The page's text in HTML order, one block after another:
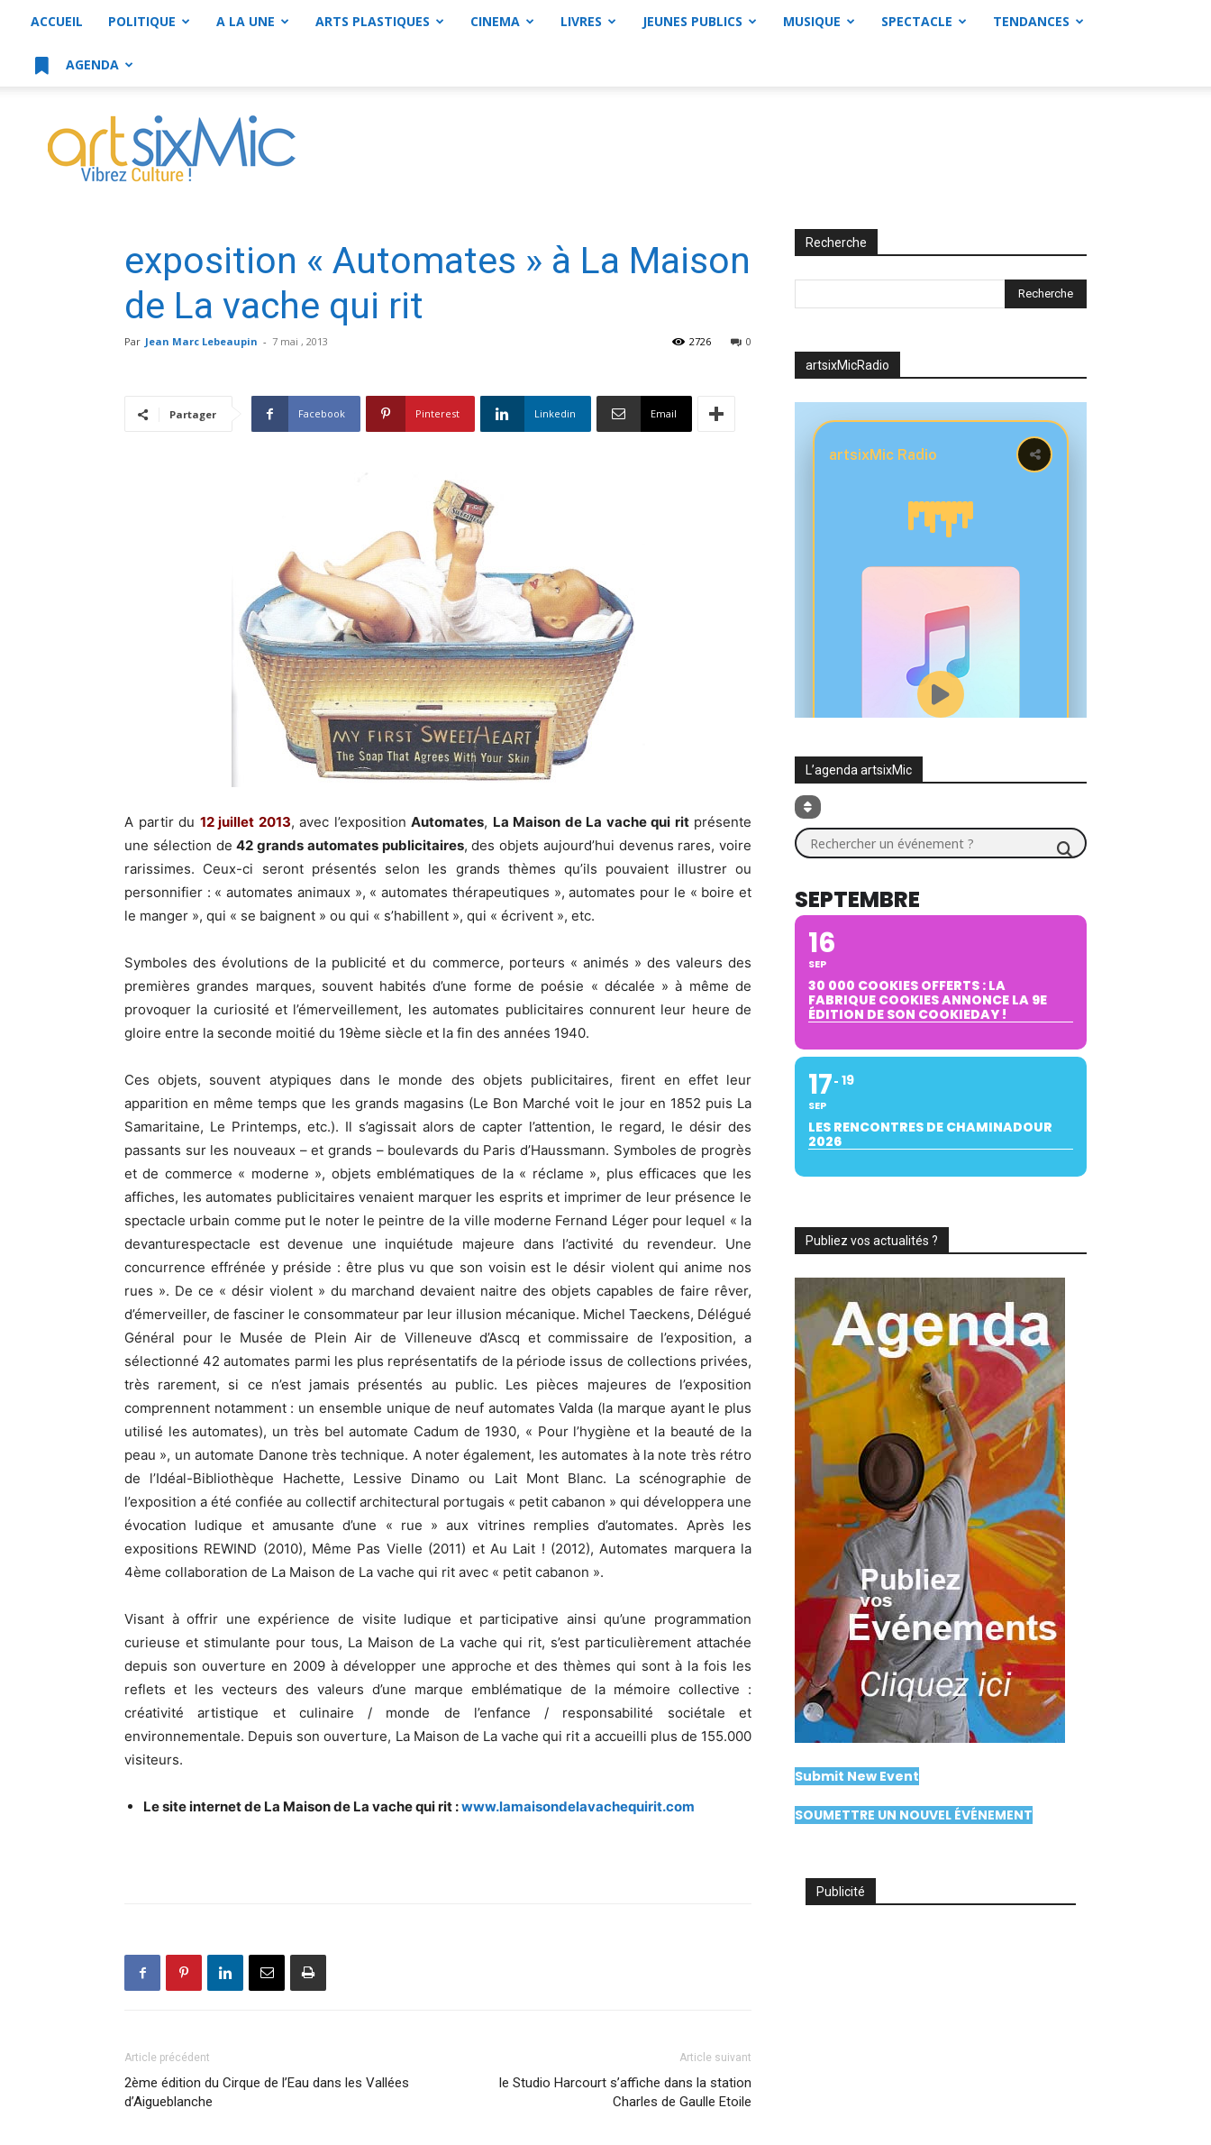
ACCUEIL POLITIQUE A LA UNE ARTS PLASTIQUES CINEMA LIVRES JEUNES PUBLICS MUSIQUE SPECTACLE TENDANCES
AGENDA
artsixMic
exposition « Automates » à La Maison
de La vache qui rit
Par Jean Marc Lebeaupin - 7 mai , 2013 0
2726
Partager Facebook Pinterest Linkedin Email
A partir du 12 juillet 2013, avec l’exposition Automates, La Maison de La vache qui ritprésente
une sélection de42 grands automates publicitaires, des objets aujourd’hui devenus rares, voire
rarissimes. Ceux-ci seront présentés selon les grands thèmes qu’ils pouvaient illustrer ou
personnifier : « automates animaux », « automates thérapeutiques », automates pour le « boire et
le manger », qui « se baignent » ou qui « s’habillent », qui « écrivent », etc.
Symboles des évolutions de la publicité et du commerce, porteurs « animés » des valeurs des
premières grandes marques, souvent habités d’une forme de poésie « décalée » à même de
provoquer la curiosité et l’émerveillement, les automates publicitaires connurent leur heure de
gloire entre la seconde moitié du 19ème siècle et la fin des années 1940.
Ces objets, souvent atypiques dans le monde des objets publicitaires, firent en effet leur
apparition en même temps que les grands magasins (Le Bon Marché voit le jour en 1852 puis La
Samaritaine, Le Printemps, etc.). Il s’agissait alors de capter l’attention, le regard, le désir des
passants sur les nouveaux – et grands – boulevards du Paris d’Haussmann. Symboles de progrès
et de commerce « moderne », objets emblématiques de la « réclame », plus efficaces que les
affiches, les automates publicitaires venaient marquer les esprits et imprimer de leur présence le
spectacle urbain comme put le noter le peintre de la ville moderne Fernand Léger pour lequel « la
devanturespectacle est devenue une inquiétude majeure dans l’activité du revendeur. Une
concurrence effrénée y préside : être plus vu que son voisin est le désir violent qui anime nos
rues ». De ce « désir violent » du marchand devaient naitre des objets capables de faire rêver,
d’émerveiller, de fasciner le consommateur par leur illusion mécanique. Michel Taeckens, Délégué
Général pour le Musée de Plein Air de Villeneuve d’Ascq et commissaire de l’exposition, a
sélectionné 42 automates parmi les plus représentatifs de la période issus de collections privées,
très rarement, si ce n’est jamais présentés au public. Les pièces majeures de l’exposition
comprennent notamment : un ensemble unique de neuf automates Valda (la marque ayant le plus
utilisé les automates), un très bel automate Cadum de 1930, « Pour l’hygiène et la beauté de la
peau », un automate Danone très technique. A noter également, les automates à la note très rétro
de l’Idéal-Bibliothèque Hachette, Lessive Dinamo ou Lait Mont Blanc. La scénographie de
l’exposition a été confiée au collectif architectural portugais « petit cabanon » qui développera une
évocation ludique et amusante d’une « rue » aux vitrines remplies d’automates. Après les
expositions REWIND (2010), Même Pas Vielle (2011) et Au Lait ! (2012), Automates marquera la
4ème collaboration de La Maison de La vache qui rit avec « petit cabanon ».
Visant à offrir une expérience de visite ludique et participative ainsi qu’une programmation
curieuse et stimulante pour tous, La Maison de La vache qui rit, s’est particulièrement attachée
depuis son ouverture en 2009 à développer une approche et des thèmes qui sont à la fois les
reflets et les vecteurs des valeurs d’une marque emblématique de la mémoire collective :
créativité artistique et culinaire / monde de l’enfance / responsabilité sociétale et
environnementale. Depuis son ouverture, La Maison de La vache qui rit a accueilli plus de 155.000
visiteurs.
Le site internet de La Maison de La vache qui rit :www.lamaisondelavachequirit.com
Article précédent
2ème édition du Cirque de l’Eau dans les Vallées
d’Aigueblanche
Article suivant
le Studio Harcourt s’affiche dans la station
Charles de Gaulle Etoile
Recherche
artsixMicRadio
L’agenda artsixMic
Rechercher un événement ?
SEPTEMBRE
16
SEP
30 000 COOKIES OFFERTS : LA
FABRIQUE COOKIES ANNONCE LA 9E
ÉDITION DE SON COOKIEDAY !
17
SEP
19
LES RENCONTRES DE CHAMINADOUR
2026
Publiez vos actualités ?
Submit New Event
SOUMETTRE UN NOUVEL ÉVÉNEMENT
Publicité